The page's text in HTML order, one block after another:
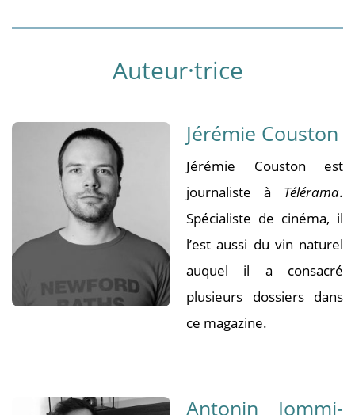
Auteur·trice
Jérémie Couston
Jérémie Couston est
journaliste à Télérama.
Spécialiste de cinéma, il
l’est aussi du vin naturel
auquel il a consacré
plusieurs dossiers dans
ce magazine.
Antonin Iommi-